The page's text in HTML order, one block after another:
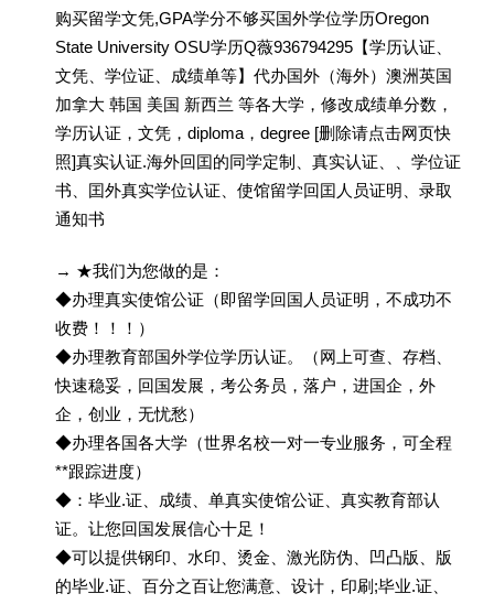
购买留学文凭,GPA学分不够买国外学位学历Oregon
State University OSU学历Q薇936794295【学历认证、
文凭、学位证、成绩单等】代办国外（海外）澳洲英国
加拿大 韩国 美国 新西兰 等各大学，修改成绩单分数，
学历认证，文凭，diploma，degree [删除请点击网页快
照]真实认证.海外回囯的同学定制、真实认证、、学位证
书、囯外真实学位认证、使馆留学回囯人员证明、录取
通知书
→ ★我们为您做的是：
◆办理真实使馆公证（即留学回国人员证明，不成功不
收费！！！）
◆办理教育部国外学位学历认证。（网上可查、存档、
快速稳妥，回国发展，考公务员，落户，进国企，外
企，创业，无忧愁）
◆办理各国各大学（世界名校一对一专业服务，可全程
**跟踪进度）
◆：毕业.证、成绩、单真实使馆公证、真实教育部认
证。让您回国发展信心十足！
◆可以提供钢印、水印、烫金、激光防伪、凹凸版、版
的毕业.证、百分之百让您满意、设计，印刷;毕业.证、